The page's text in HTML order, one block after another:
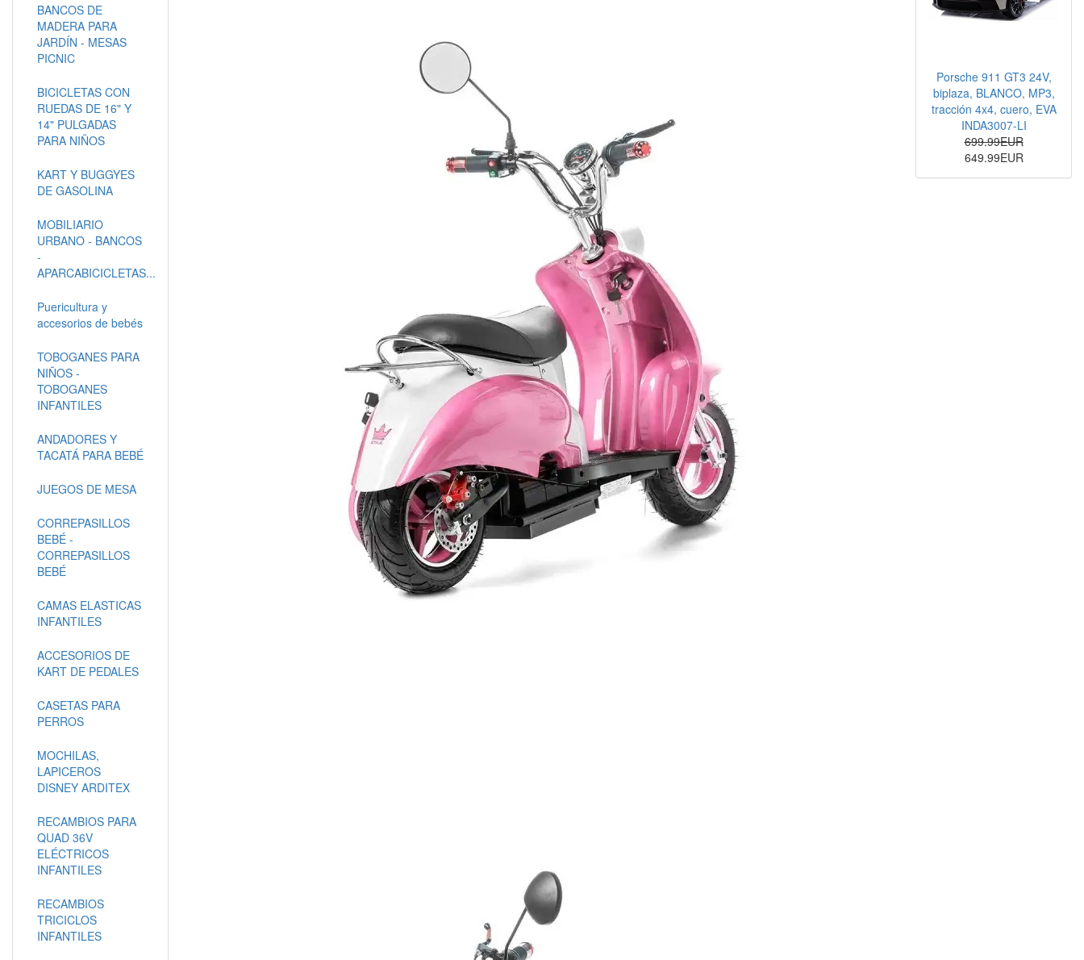
BANCOS DE
MADERA PARA
JARDÍN - MESAS
PICNIC
BICICLETAS CON
RUEDAS DE 16" Y
14" PULGADAS
PARA NIÑOS
KART Y BUGGYES
DE GASOLINA
MOBILIARIO
URBANO - BANCOS
-
APARCABICICLETAS...
Puericultura y
accesorios de bebés
TOBOGANES PARA
NIÑOS -
TOBOGANES
INFANTILES
ANDADORES Y
TACATÁ PARA BEBÉ
JUEGOS DE MESA
CORREPASILLOS
BEBÉ -
CORREPASILLOS
BEBÉ
CAMAS ELASTICAS
INFANTILES
ACCESORIOS DE
KART DE PEDALES
CASETAS PARA
PERROS
MOCHILAS,
LAPICEROS
DISNEY ARDITEX
RECAMBIOS PARA
QUAD 36V
ELÉCTRICOS
INFANTILES
RECAMBIOS
TRICICLOS
INFANTILES
Porsche 911 GT3 24V,
biplaza, BLANCO, MP3,
tracción 4x4, cuero, EVA
INDA3007-LI
699.99EUR
649.99EUR